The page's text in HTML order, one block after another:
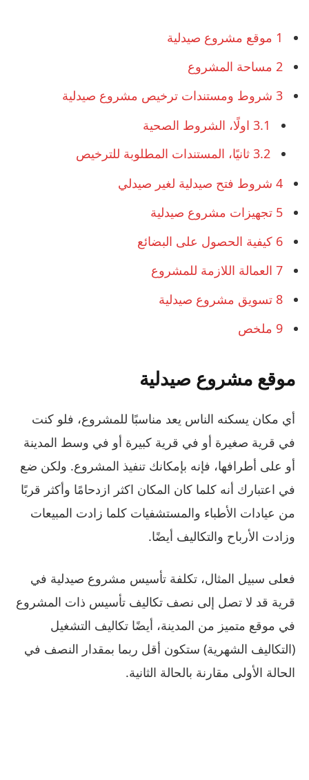
1 موقع مشروع صيدلية
2 مساحة المشروع
3 شروط ومستندات ترخيص مشروع صيدلية
3.1 اولًا، الشروط الصحية
3.2 ثانيًا، المستندات المطلوبة للترخيص
4 شروط فتح صيدلية لغير صيدلي
5 تجهيزات مشروع صيدلية
6 كيفية الحصول على البضائع
7 العمالة اللازمة للمشروع
8 تسويق مشروع صيدلية
9 ملخص
موقع مشروع صيدلية
أي مكان يسكنه الناس يعد مناسبًا للمشروع، فلو كنت
في قرية صغيرة أو في قرية كبيرة أو في وسط المدينة
أو على أطرافها، فإنه بإمكانك تنفيذ المشروع. ولكن ضع
في اعتبارك أنه كلما كان المكان اكثر ازدحامًا وأكثر قربًا
من عيادات الأطباء والمستشفيات كلما زادت المبيعات
وزادت الأرباح والتكاليف أيضًا.
فعلى سبيل المثال، تكلفة تأسيس مشروع صيدلية في
قرية قد لا تصل إلى نصف تكاليف تأسيس ذات المشروع
في موقع متميز من المدينة، أيضًا تكاليف التشغيل
(التكاليف الشهرية) ستكون أقل ربما بمقدار النصف في
الحالة الأولى مقارنة بالحالة الثانية.